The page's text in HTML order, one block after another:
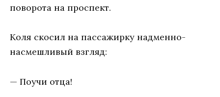
поворота на проспект.
Коля скосил на пассажирку надменно-
насмешливый взгляд:
— Поучи отца!